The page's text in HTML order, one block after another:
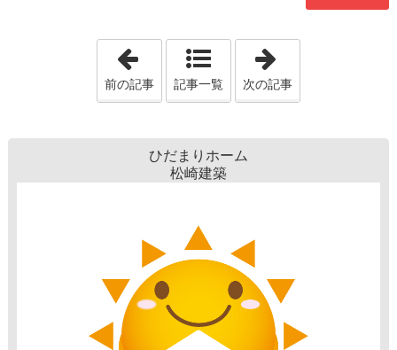
「住宅ローンはどれがいいの？」
前の記事 記事一覧 次の記事
ひだまりホーム
松崎建築